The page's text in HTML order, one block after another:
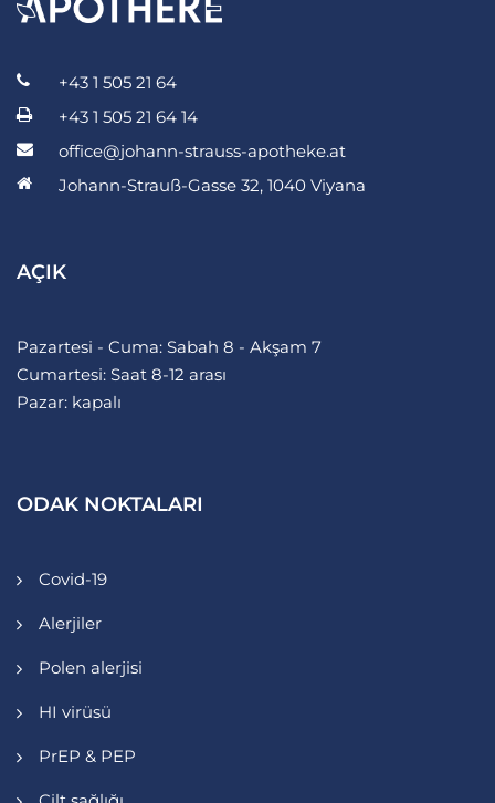
+43 1 505 21 64
+43 1 505 21 64 14
office@johann-strauss-apotheke.at
Johann-Strauß-Gasse 32, 1040 Viyana
AÇIK
Pazartesi - Cuma: Sabah 8 - Akşam 7
Cumartesi: Saat 8-12 arası
Pazar: kapalı
ODAK NOKTALARI
Covid-19
Alerjiler
Polen alerjisi
HI virüsü
PrEP & PEP